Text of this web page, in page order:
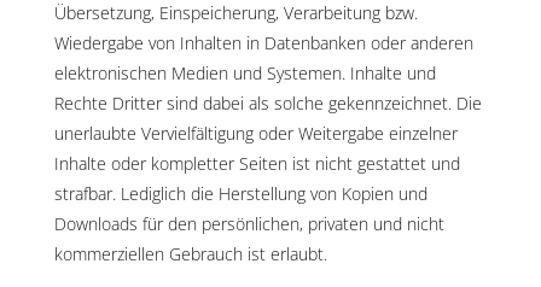
Übersetzung, Einspeicherung, Verarbeitung bzw.
Wiedergabe von Inhalten in Datenbanken oder anderen
elektronischen Medien und Systemen. Inhalte und
Rechte Dritter sind dabei als solche gekennzeichnet. Die
unerlaubte Vervielfältigung oder Weitergabe einzelner
Inhalte oder kompletter Seiten ist nicht gestattet und
strafbar. Lediglich die Herstellung von Kopien und
Downloads für den persönlichen, privaten und nicht
kommerziellen Gebrauch ist erlaubt.